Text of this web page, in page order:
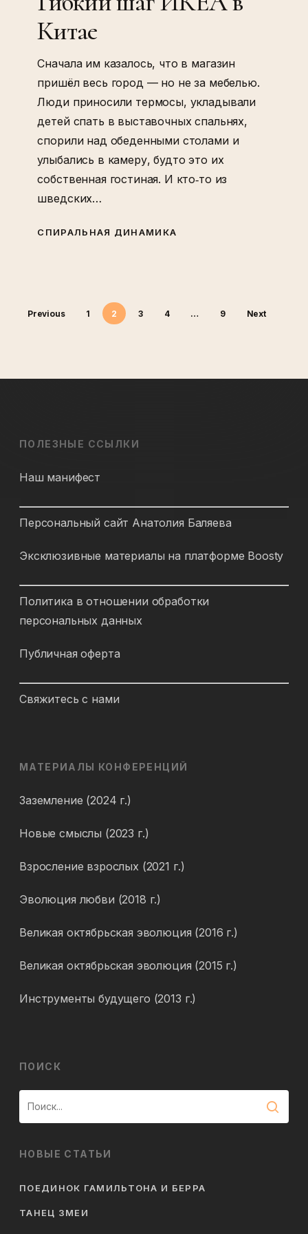
Китае
Сначала им казалось, что в магазин
пришёл весь город — но не за мебелью.
Люди приносили термосы, укладывали
детей спать в выставочных спальнях,
спорили над обеденными столами и
улыбались в камеру, будто это их
собственная гостиная. И кто‑то из
шведских…
СПИРАЛЬНАЯ ДИНАМИКА
Previous 1 2 3 4 … 9 Next
ПОЛЕЗНЫЕ ССЫЛКИ
Наш манифест
Персональный сайт Анатолия Баляева
Эксклюзивные материалы на платформе Boosty
Политика в отношении обработки
персональных данных
Публичная оферта
Свяжитесь с нами
МАТЕРИАЛЫ КОНФЕРЕНЦИЙ
Заземление (2024 г.)
Новые смыслы (2023 г.)
Взросление взрослых (2021 г.)
Эволюция любви (2018 г.)
Великая октябрьская эволюция (2016 г.)
Великая октябрьская эволюция (2015 г.)
Инструменты будущего (2013 г.)
ПОИСК
НОВЫЕ СТАТЬИ
ПОЕДИНОК ГАМИЛЬТОНА И БЕРРА
ТАНЕЦ ЗМЕИ